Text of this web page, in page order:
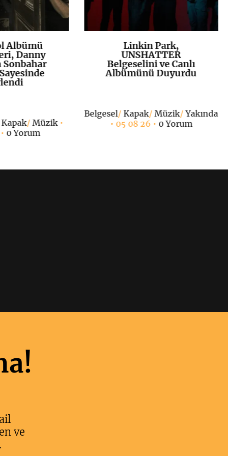
+
Albümü
Danny
Sonbahar
Kapak/Müzik•
0 Yorum
K+
Linkin Park,
UNSHATTER
Belgeselini ve Canlı
Albümünü Duyurdu
Belgesel/ Kapak/Müzik/Yakında
• 05 08 26 • 0 Yorum
ve